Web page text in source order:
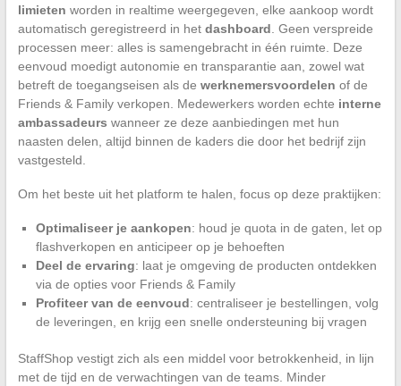
limieten worden in realtime weergegeven, elke aankoop wordt
automatisch geregistreerd in het dashboard . Geen verspreide
processen meer: alles is samengebracht in één ruimte. Deze
eenvoud moedigt autonomie en transparantie aan, zowel wat
betreft de toegangseisen als de werknemersvoordelen of de
Friends & Family verkopen. Medewerkers worden echte interne
ambassadeurs wanneer ze deze aanbiedingen met hun
naasten delen, altijd binnen de kaders die door het bedrijf zijn
vastgesteld.
Om het beste uit het platform te halen, focus op deze praktijken:
Optimaliseer je aankopen: houd je quota in de gaten, let op
flashverkopen en anticipeer op je behoeften
Deel de ervaring: laat je omgeving de producten ontdekken
via de opties voor Friends & Family
Profiteer van de eenvoud: centraliseer je bestellingen, volg
de leveringen, en krijg een snelle ondersteuning bij vragen
StaffShop vestigt zich als een middel voor betrokkenheid, in lijn
met de tijd en de verwachtingen van de teams. Minder